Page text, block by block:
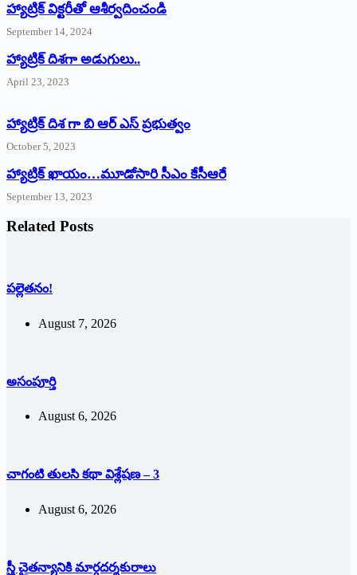
హ్యాట్రిక్‌ ‌విక్టరీతో ఆశీర్వదించండి
September 14, 2024
‌హ్యాట్రిక్‌ ‌దిశగా అడుగులు..
April 23, 2023
హ్యాట్రిక్ దిశ గా బి ఆర్ ఎస్ ప్రభుత్వం
October 5, 2023
హ్యాట్రిక్‌ ‌ఖాయం…మూడోసారి సీఎం కేసీఆరే
September 13, 2023
Related Posts
పల్లెతనం!
August 7, 2026
అసంపూర్తి
August 6, 2026
చాగంటి తులసి కథా విశ్లేషణ – 3
August 6, 2026
స్త్రీ చైతన్యానికి మార్గదర్శకురాలు